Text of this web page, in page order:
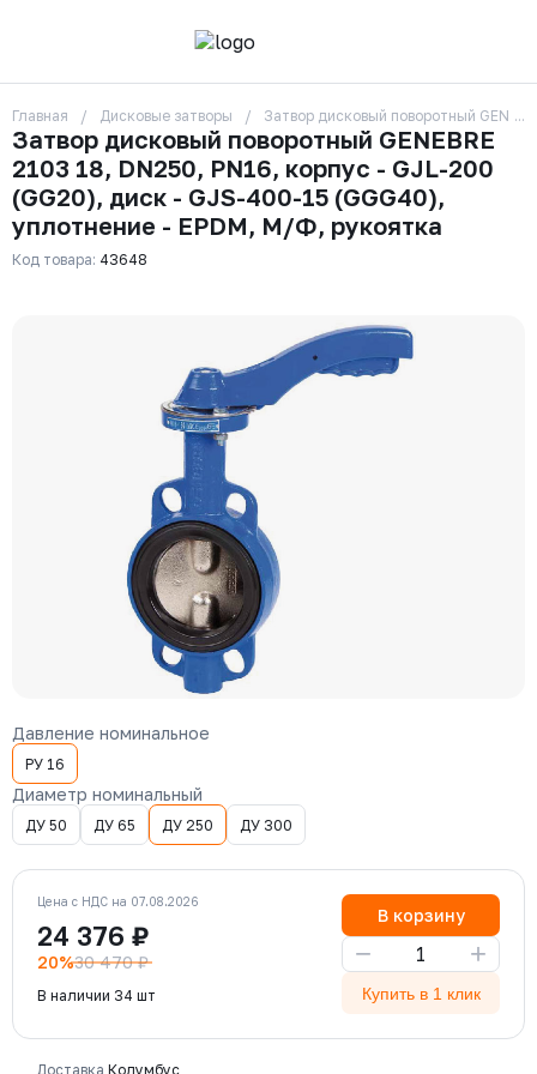
О компании
Контакты
Бренды
Отзывы
Сотрудники
Вакансии
Доставка
+7 (495) 215-24-81
Заказать звонок
zakaz325@ks-rus.com
Email для связи
Одинцово, Внуковская 9, пав. 31
Пункт выдачи заказов
Главная Дисковые затворы Затвор дисковый поворотный
Затвор дисковый поворотный GENEBRE
2103 18, DN250, PN16, корпус - GJL-200
(GG20), диск - GJS-400-15 (GGG40),
уплотнение - EPDM, М/Ф, рукоятка
Код товара: 43648
Давление номинальное
РУ 16
Диаметр номинальный
ДУ 50 ДУ 65 ДУ 250 ДУ 300
Цена с НДС на 07.08.2026
24 376 ₽
20%30 470 ₽
В наличии 34 шт
В корзину
− +
Купить в 1 клик
Доставка Колумбус